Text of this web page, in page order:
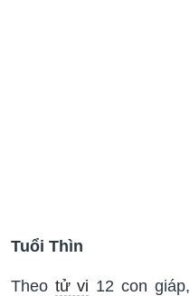
Tuổi Thìn
Theo tử vi 12 con